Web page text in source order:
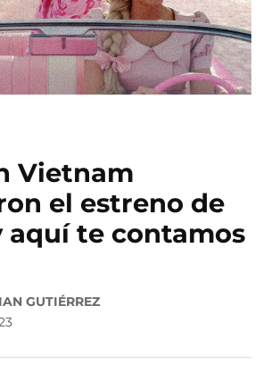
Vietnam
el estreno de
aquí te contamos
GUTIÉRREZ